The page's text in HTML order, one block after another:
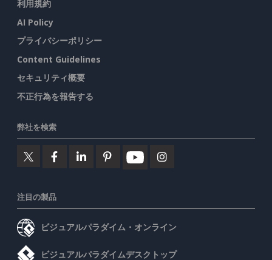
利用規約
AI Policy
プライバシーポリシー
Content Guidelines
セキュリティ概要
不正行為を報告する
弊社を検索
注目の製品
ビジュアルパラダイム・オンライン
ビジュアルパラダイムデスクトップ